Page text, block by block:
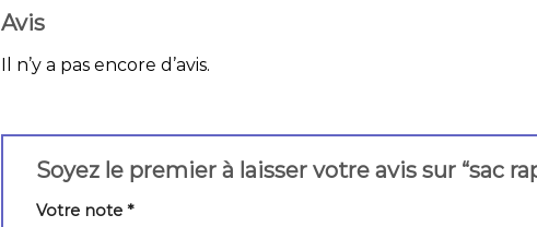
Avis
Il n’y a pas encore d’avis.
Soyez le premier à laisser votre avis sur “sac
Votre note *